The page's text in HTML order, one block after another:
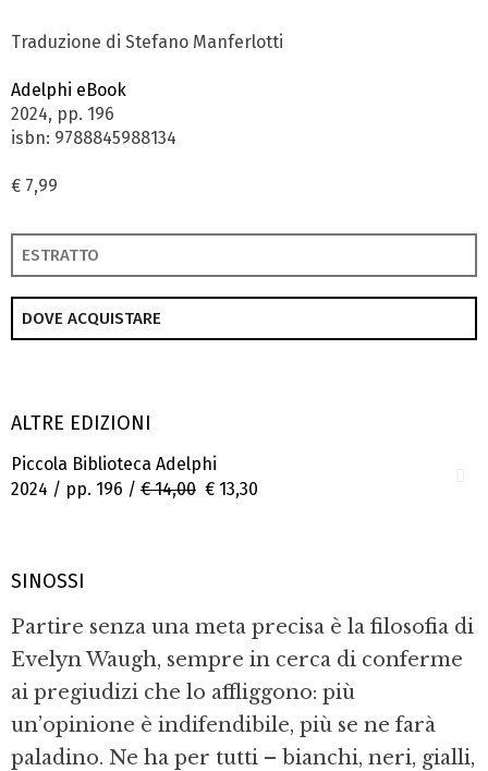
Traduzione di Stefano Manferlotti
Adelphi eBook
2024, pp. 196
isbn: 9788845988134
€ 7,99
ESTRATTO
DOVE ACQUISTARE
ALTRE EDIZIONI
Piccola Biblioteca Adelphi
2024 / pp. 196 / € 14,00 € 13,30
SINOSSI
Partire senza una meta precisa è la filosofia di
Evelyn Waugh, sempre in cerca di conferme
ai pregiudizi che lo affliggono: più
un’opinione è indifendibile, più se ne farà
paladino. Ne ha per tutti – bianchi, neri, gialli,